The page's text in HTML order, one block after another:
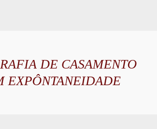
DE CASAMENTO
EXPÔNTANEIDADE